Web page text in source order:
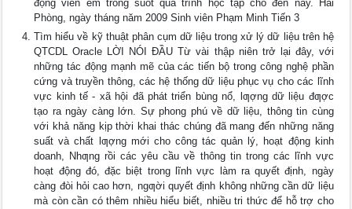
động viên em trong suốt quá trình học tập cho đến nay. Hải
Phòng, ngày tháng năm 2009 Sinh viên Phạm Minh Tiến 3
Tìm hiểu về kỹ thuật phân cụm dữ liệu trong xử lý dữ liệu trên hệ
QTCDL Oracle LỜI NÓI ĐẦU Từ vài thập niên trở lại đây, với
những tác động mạnh mẽ của các tiến bộ trong công nghệ phần
cứng và truyền thông, các hệ thống dữ liệu phục vụ cho các lĩnh
vực kinh tế - xã hội đã phát triển bùng nổ, lƣợng dữ liệu đƣợc
tạo ra ngày càng lớn. Sự phong phú về dữ liệu, thông tin cùng
với khả năng kịp thời khai thác chúng đã mang đến những năng
suất và chất lƣợng mới cho công tác quản lý, hoạt động kinh
doanh, Nhƣng rồi các yêu cầu về thông tin trong các lĩnh vực
hoạt động đó, đặc biệt trong lĩnh vực làm ra quyết định, ngày
càng đòi hỏi cao hơn, ngƣời quyết định không những cần dữ liệu
mà còn cần có thêm nhiều hiểu biết, nhiều tri thức để hỗ trợ cho